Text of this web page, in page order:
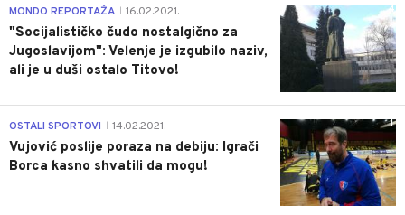
4
MONDO REPORTAŽA 16.02.2021.
"Socijalističko čudo nostalgično za
Jugoslavijom": Velenje je izgubilo naziv,
ali je u duši ostalo Titovo!
1
OSTALI SPORTOVI 14.02.2021.
Vujović poslije poraza na debiju: Igrači
Borca kasno shvatili da mogu!